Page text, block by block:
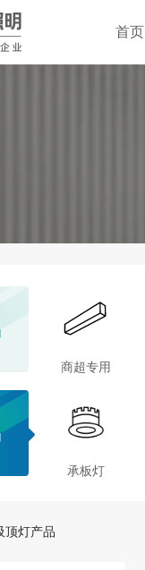
首页
商超专用
承板灯
顶灯产品